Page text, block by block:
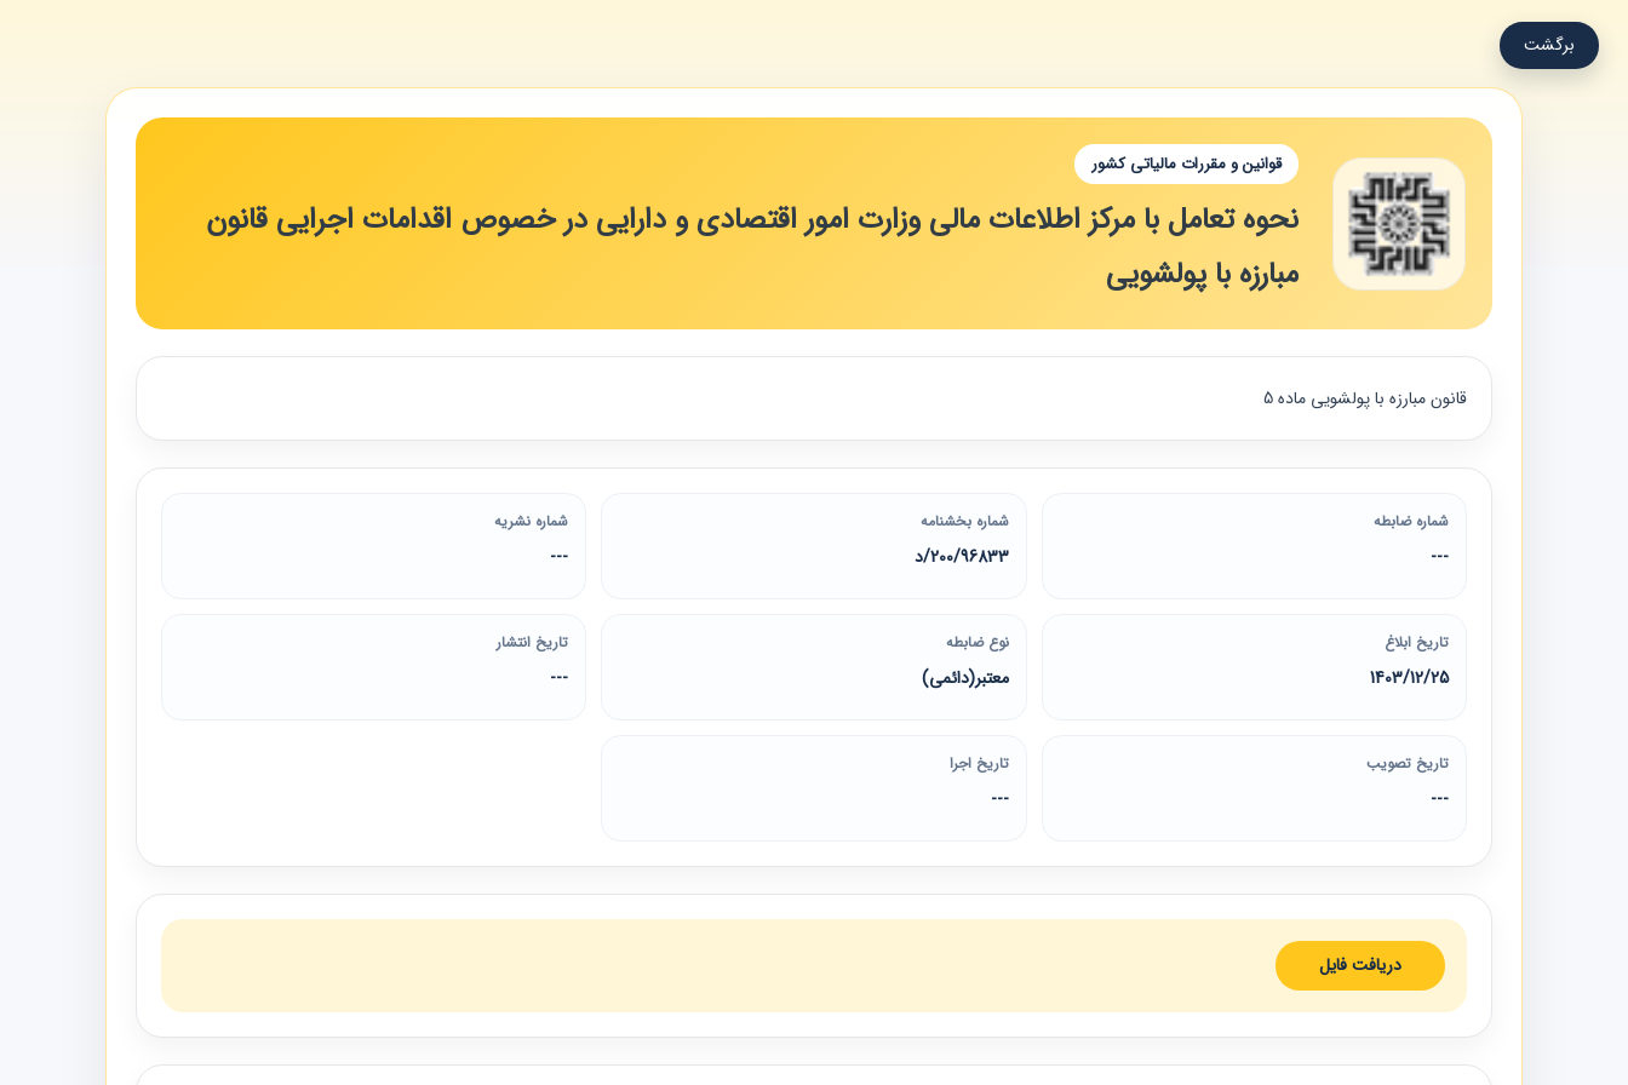
برگشت
قوانین و مقررات مالیاتی کشور
نحوه تعامل با مرکز اطلاعات مالی وزارت امور اقتصادی و دارایی در خصوص اقدامات اجرایی قانون
مبارزه با پولشویی
قانون مبارزه با پولشویی ماده 5
شماره ضابطه
---
شماره بخشنامه
200/96833/د
شماره نشریه
---
تاریخ ابلاغ
1403/12/25
نوع ضابطه
معتبر(دائمی)
تاریخ انتشار
---
تاریخ تصویب
---
تاریخ اجرا
---
دریافت فایل